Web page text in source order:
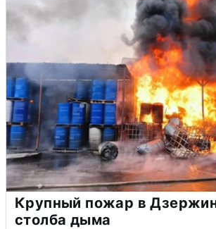
Крупный пожар в
столба дыма